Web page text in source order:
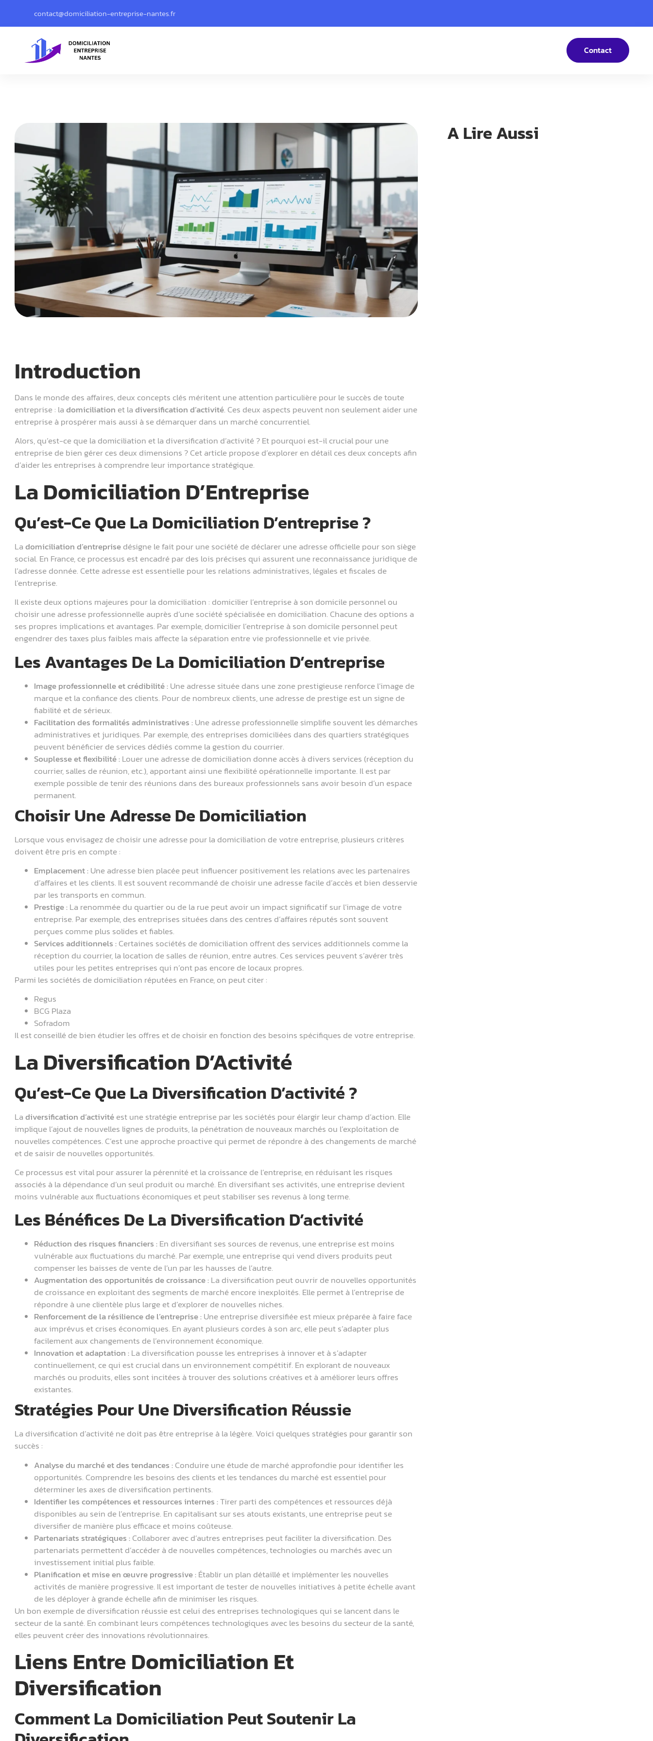
contact@domiciliation-entreprise-nantes.fr
Contact
Introduction
Dans le monde des affaires, deux concepts clés méritent une attention particulière pour le succès de toute
entreprise : ladomiciliation et ladiversification d’activité. Ces deux aspects peuvent non seulement aider une
entreprise à prospérer mais aussi à se démarquer dans un marché concurrentiel.
Alors, qu’est-ce que la domiciliation et la diversification d’activité ? Et pourquoi est-il crucial pour une
entreprise de bien gérer ces deux dimensions ? Cet article propose d’explorer en détail ces deux concepts afin
d’aider les entreprises à comprendre leur importance stratégique.
La Domiciliation D’Entreprise
Qu’est-Ce Que La Domiciliation D’entreprise ?
Ladomiciliation d’entreprisedésigne le fait pour une société de déclarer une adresse officielle pour son siège
social. En France, ce processus est encadré par des lois précises qui assurent une reconnaissance juridique de
l’adresse donnée. Cette adresse est essentielle pour les relations administratives, légales et fiscales de
l’entreprise.
Il existe deux options majeures pour la domiciliation : domicilier l’entreprise à son domicile personnel ou
choisir une adresse professionnelle auprès d’une société spécialisée en domiciliation. Chacune des options a
ses propres implications et avantages. Par exemple, domicilier l’entreprise à son domicile personnel peut
engendrer des taxes plus faibles mais affecte la séparation entre vie professionnelle et vie privée.
Les Avantages De La Domiciliation D’entreprise
Image professionnelle et crédibilité :Une adresse située dans une zone prestigieuse renforce l’image de
marque et la confiance des clients. Pour de nombreux clients, une adresse de prestige est un signe de
fiabilité et de sérieux.
Facilitation des formalités administratives :Une adresse professionnelle simplifie souvent les démarches
administratives et juridiques. Par exemple, des entreprises domiciliées dans des quartiers stratégiques
peuvent bénéficier de services dédiés comme la gestion du courrier.
Souplesse et flexibilité :Louer une adresse de domiciliation donne accès à divers services (réception du
courrier, salles de réunion, etc.), apportant ainsi une flexibilité opérationnelle importante. Il est par
exemple possible de tenir des réunions dans des bureaux professionnels sans avoir besoin d’un espace
permanent.
Choisir Une Adresse De Domiciliation
Lorsque vous envisagez de choisir une adresse pour la domiciliation de votre entreprise, plusieurs critères
doivent être pris en compte :
Emplacement :Une adresse bien placée peut influencer positivement les relations avec les partenaires
d’affaires et les clients. Il est souvent recommandé de choisir une adresse facile d’accès et bien desservie
par les transports en commun.
Prestige :La renommée du quartier ou de la rue peut avoir un impact significatif sur l’image de votre
entreprise. Par exemple, des entreprises situées dans des centres d’affaires réputés sont souvent
perçues comme plus solides et fiables.
Services additionnels :Certaines sociétés de domiciliation offrent des services additionnels comme la
réception du courrier, la location de salles de réunion, entre autres. Ces services peuvent s’avérer très
utiles pour les petites entreprises qui n’ont pas encore de locaux propres.
Parmi les sociétés de domiciliation réputées en France, on peut citer :
Regus
BCG Plaza
Sofradom
Il est conseillé de bien étudier les offres et de choisir en fonction des besoins spécifiques de votre entreprise.
La Diversification D’Activité
Qu’est-Ce Que La Diversification D’activité ?
Ladiversification d’activitéest une stratégie entreprise par les sociétés pour élargir leur champ d’action. Elle
implique l’ajout de nouvelles lignes de produits, la pénétration de nouveaux marchés ou l’exploitation de
nouvelles compétences. C’est une approche proactive qui permet de répondre à des changements de marché
et de saisir de nouvelles opportunités.
Ce processus est vital pour assurer la pérennité et la croissance de l’entreprise, en réduisant les risques
associés à la dépendance d’un seul produit ou marché. En diversifiant ses activités, une entreprise devient
moins vulnérable aux fluctuations économiques et peut stabiliser ses revenus à long terme.
Les Bénéfices De La Diversification D’activité
Réduction des risques financiers :En diversifiant ses sources de revenus, une entreprise est moins
vulnérable aux fluctuations du marché. Par exemple, une entreprise qui vend divers produits peut
compenser les baisses de vente de l’un par les hausses de l’autre.
Augmentation des opportunités de croissance :La diversification peut ouvrir de nouvelles opportunités
de croissance en exploitant des segments de marché encore inexploités. Elle permet à l’entreprise de
répondre à une clientèle plus large et d’explorer de nouvelles niches.
Renforcement de la résilience de l’entreprise :Une entreprise diversifiée est mieux préparée à faire face
aux imprévus et crises économiques. En ayant plusieurs cordes à son arc, elle peut s’adapter plus
facilement aux changements de l’environnement économique.
Innovation et adaptation :La diversification pousse les entreprises à innover et à s’adapter
continuellement, ce qui est crucial dans un environnement compétitif. En explorant de nouveaux
marchés ou produits, elles sont incitées à trouver des solutions créatives et à améliorer leurs offres
existantes.
Stratégies Pour Une Diversification Réussie
La diversification d’activité ne doit pas être entreprise à la légère. Voici quelques stratégies pour garantir son
succès :
Analyse du marché et des tendances :Conduire une étude de marché approfondie pour identifier les
opportunités. Comprendre les besoins des clients et les tendances du marché est essentiel pour
déterminer les axes de diversification pertinents.
Identifier les compétences et ressources internes :Tirer parti des compétences et ressources déjà
disponibles au sein de l’entreprise. En capitalisant sur ses atouts existants, une entreprise peut se
diversifier de manière plus efficace et moins coûteuse.
Partenariats stratégiques :Collaborer avec d’autres entreprises peut faciliter la diversification. Des
partenariats permettent d’accéder à de nouvelles compétences, technologies ou marchés avec un
investissement initial plus faible.
Planification et mise en œuvre progressive :Établir un plan détaillé et implémenter les nouvelles
activités de manière progressive. Il est important de tester de nouvelles initiatives à petite échelle avant
de les déployer à grande échelle afin de minimiser les risques.
Un bon exemple de diversification réussie est celui des entreprises technologiques qui se lancent dans le
secteur de la santé. En combinant leurs compétences technologiques avec les besoins du secteur de la santé,
elles peuvent créer des innovations révolutionnaires.
Liens Entre Domiciliation Et
Diversification
Comment La Domiciliation Peut Soutenir La
A Lire Aussi